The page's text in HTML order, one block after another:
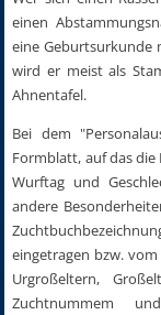
einen
eine Geburtsurkunde
wird er meist als
Ahnentafel.
Bei dem
Formblatt, auf das die
Wurftag und
andere
eingetragen bzw.
Urgroßeltern,
Zuchtnummem